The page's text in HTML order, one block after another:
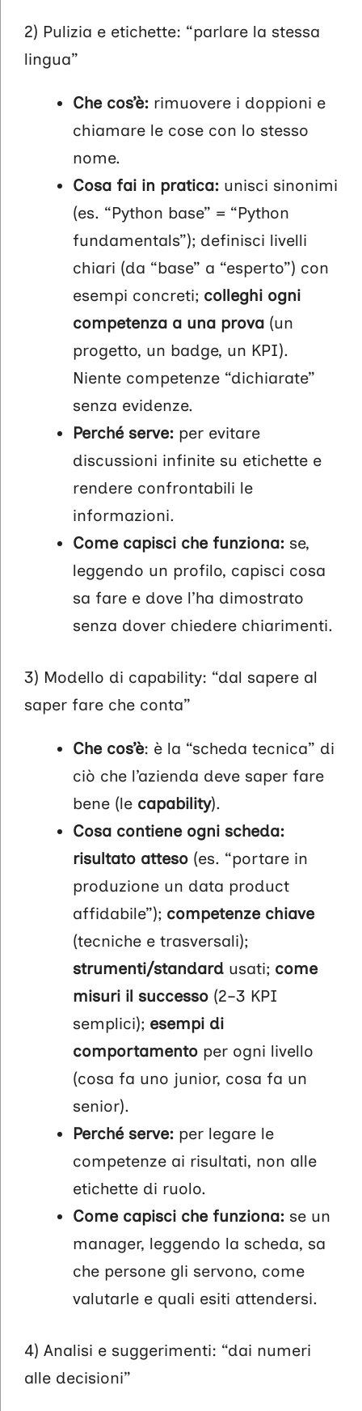
2) Pulizia e etichette: “parlare la stessa
lingua”
Che cos’è: rimuovere i doppioni e
chiamare le cose con lo stesso
nome.
Cosa fai in pratica: unisci sinonimi
(es. “Python base” = “Python
fundamentals”); definisci livelli
chiari (da “base” a “esperto”) con
esempi concreti; colleghi ogni
competenza a una prova (un
progetto, un badge, un KPI).
Niente competenze “dichiarate”
senza evidenze.
Perché serve: per evitare
discussioni infinite su etichette e
rendere confrontabili le
informazioni.
Come capisci che funziona: se,
leggendo un profilo, capisci cosa
sa fare e dove l’ha dimostrato
senza dover chiedere chiarimenti.
3) Modello di capability: “dal sapere al
saper fare che conta”
Che cos’è: è la “scheda tecnica” di
ciò che l’azienda deve saper fare
bene (le capability).
Cosa contiene ogni scheda:
risultato atteso (es. “portare in
produzione un data product
affidabile”); competenze chiave
(tecniche e trasversali);
strumenti/standard usati; come
misuri il successo (2–3 KPI
semplici); esempi di
comportamento per ogni livello
(cosa fa uno junior, cosa fa un
senior).
Perché serve: per legare le
competenze ai risultati, non alle
etichette di ruolo.
Come capisci che funziona: se un
manager, leggendo la scheda, sa
che persone gli servono, come
valutarle e quali esiti attendersi.
4) Analisi e suggerimenti: “dai numeri
alle decisioni”